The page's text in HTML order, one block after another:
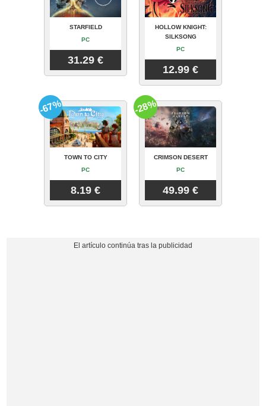
STARFIELD
PC
31.29 €
HOLLOW KNIGHT:
SILKSONG
PC
12.99 €
TOWN TO CITY
PC
8.19 €
-67%
CRIMSON DESERT
PC
49.99 €
-28%